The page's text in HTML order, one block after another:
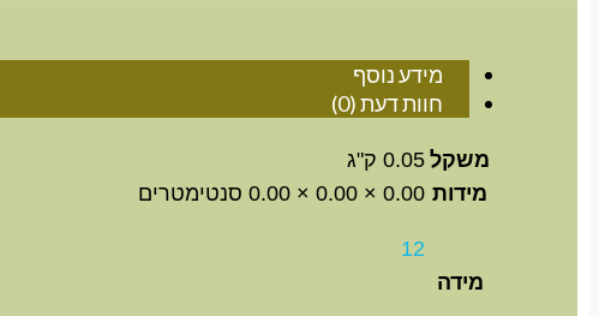
מידע נוסף
חוות דעת (0)
משקל 0.05 ק"ג
מידות 0.00 × 0.00 × 0.00 סנטימטרים
מידה
12